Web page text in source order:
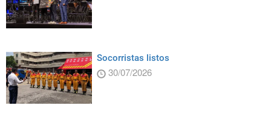
Socorristas listos
30/07/2026